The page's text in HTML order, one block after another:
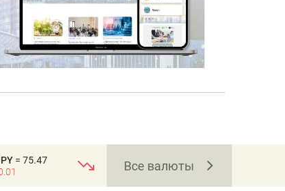
= 75.47
Все валюты